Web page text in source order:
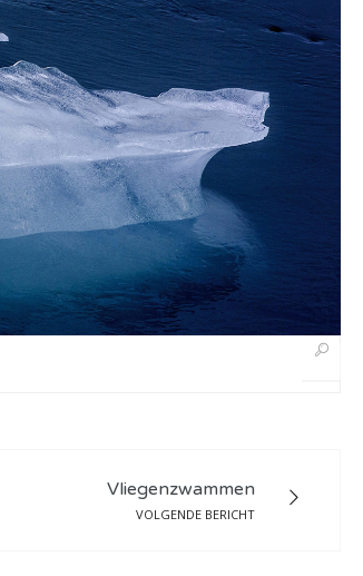
Vliegenzwammen
VOLGENDE BERICHT